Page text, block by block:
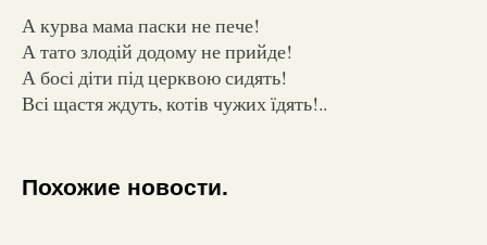
А курва мама паски не пече!
А тато злодій додому не прийде!
А босі діти під церквою сидять!
Всі щастя ждуть, котів чужих їдять!..
Похожие новости.